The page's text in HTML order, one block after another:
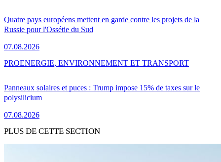
Quatre pays européens mettent en garde contre les projets de la
Russie pour l'Ossétie du Sud
07.08.2026
Panneaux solaires et puces : Trump impose 15% de taxes sur le
polysilicium
07.08.2026
PROENERGIE, ENVIRONNEMENT ET TRANSPORT
PLUS DE CETTE SECTION